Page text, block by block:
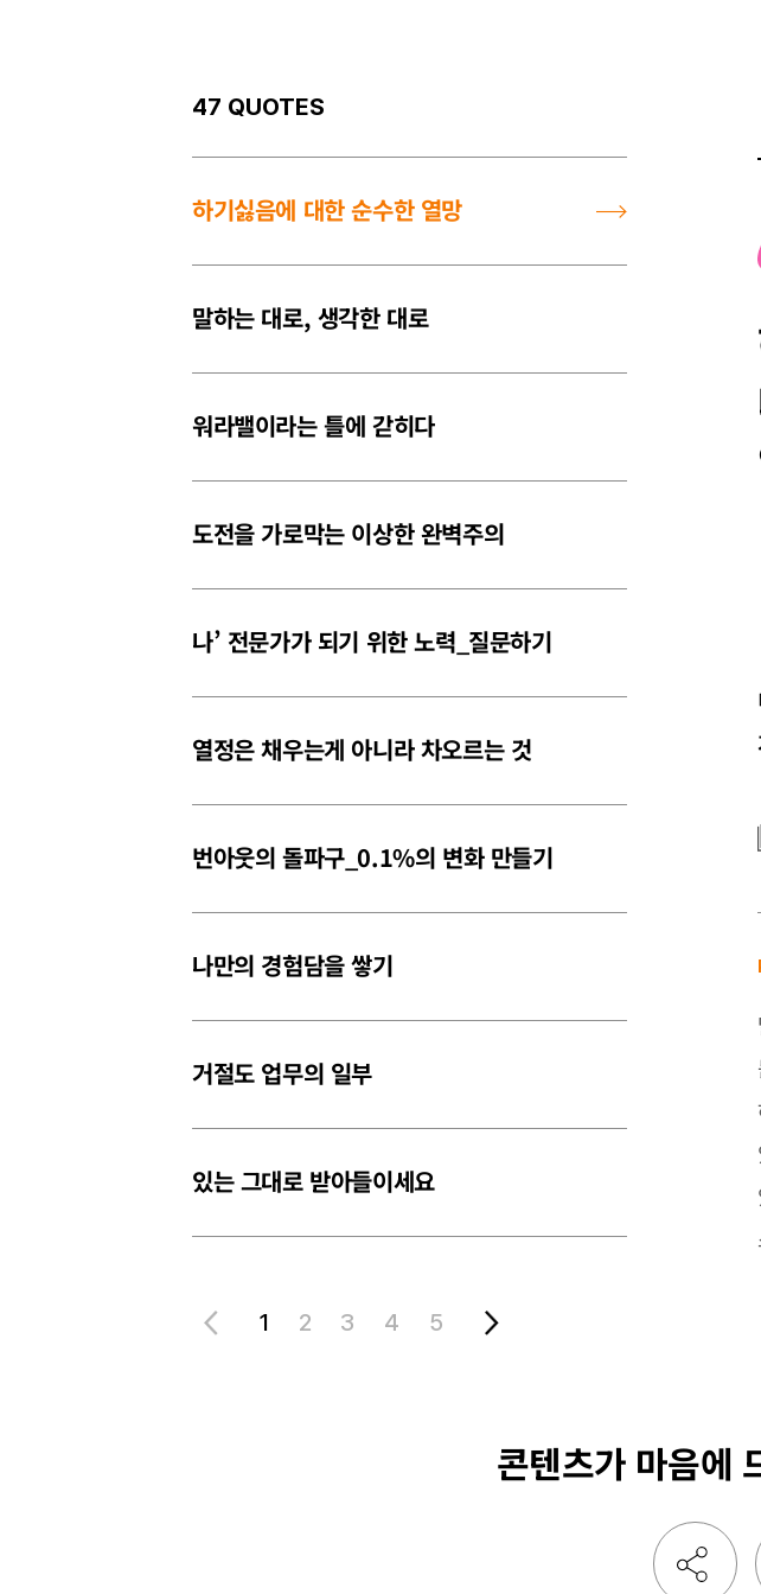
47 QUOTES
하기싫음에 대한 순수한 열망
말하는 대로, 생각한 대로
워라밸이라는 틀에 갇히다
도전을 가로막는 이상한 완벽주의
나’ 전문가가 되기 위한 노력_질문하기
열정은 채우는게 아니라 차오르는 것
번아웃의 돌파구_0.1%의 변화 만들기
나만의 경험담을 쌓기
거절도 업무의 일부
있는 그대로 받아들이세요
1 2 3 4 5
콘텐츠가 마음에